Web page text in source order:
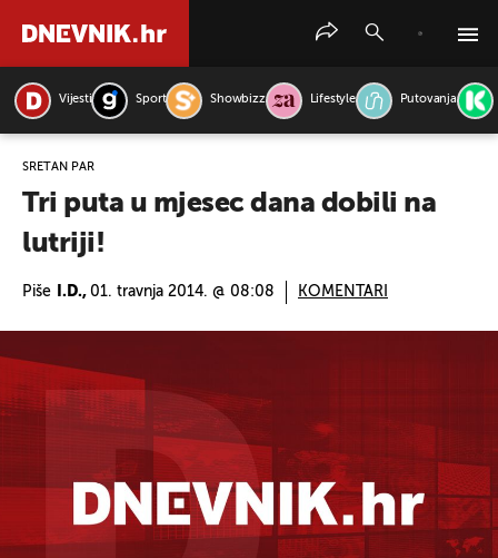
Vijesti Sport Showbizz Lifestyle Putovanja
SRETAN PAR
Tri puta u mjesec dana dobili na
lutriji!
Piše I.D., 01. travnja 2014. @ 08:08 KOMENTARI
PRETRAŽITE VIJESTI